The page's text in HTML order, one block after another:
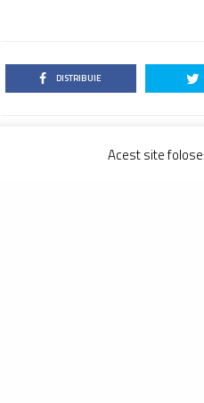
TRAIAN GOGA
DISTRIBUIE
Acest site